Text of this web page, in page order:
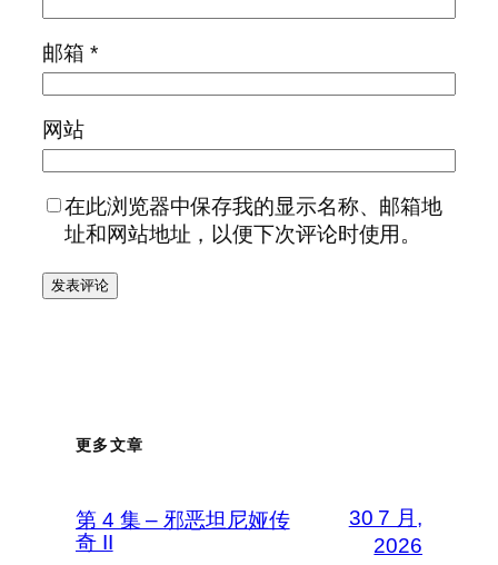
邮箱 *
网站
在此浏览器中保存我的显示名称、邮箱地
址和网站地址，以便下次评论时使用。
更多文章
第 4 集 – 邪恶坦尼娅传
奇 II
30 7 月,
2026